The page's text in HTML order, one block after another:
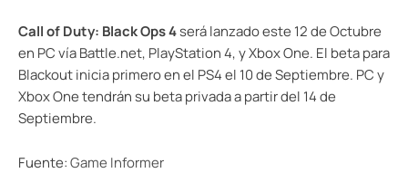
Call of Duty: Black Ops 4será lanzado este 12 de Octubre
en PC vía Battle.net, PlayStation 4, y Xbox One. El beta para
Blackout inicia primero en el PS4 el 10 de Septiembre. PC y
Xbox One tendrán su beta privada a partir del 14 de
Septiembre.
Fuente:Game Informer